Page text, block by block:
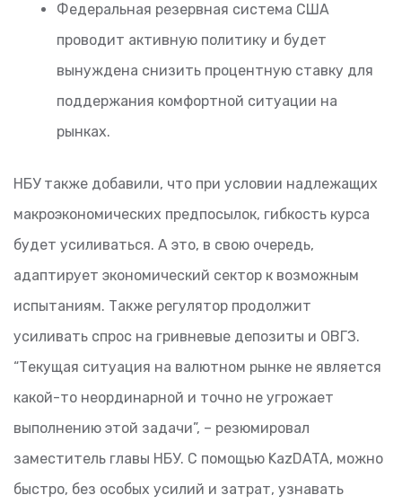
Федеральная резервная система США
проводит активную политику и будет
вынуждена снизить процентную ставку для
поддержания комфортной ситуации на
рынках.
НБУ также добавили, что при условии надлежащих
макроэкономических предпосылок, гибкость курса
будет усиливаться. А это, в свою очередь,
адаптирует экономический сектор к возможным
испытаниям. Также регулятор продолжит
усиливать спрос на гривневые депозиты и ОВГЗ.
“Текущая ситуация на валютном рынке не является
какой-то неординарной и точно не угрожает
выполнению этой задачи”, – резюмировал
заместитель главы НБУ. С помощью KazDATA, можно
быстро, без особых усилий и затрат, узнавать